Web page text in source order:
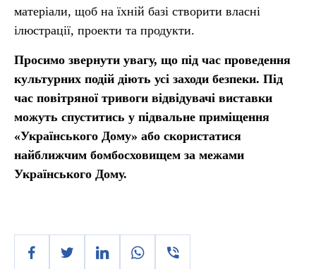
матеріали, щоб на їхній базі створити власні
ілюстрації, проекти та продукти.
Просимо звернути увагу, що під час проведення
культурних подій діють усі заходи безпеки. Під
час повітряної тривоги відвідувачі виставки
можуть спуститись у підвальне приміщення
«Українського Дому» або скористатися
найближчим бомбосховищем за межами
Українського Дому.